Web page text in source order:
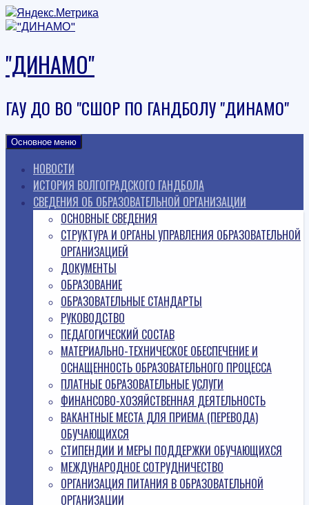
Наверх
"ДИНАМО"
ГАУ ДО ВО "СШОР ПО ГАНДБОЛУ "ДИНАМО"
Основное меню
НОВОСТИ
ИСТОРИЯ ВОЛГОГРАДСКОГО ГАНДБОЛА
СВЕДЕНИЯ ОБ ОБРАЗОВАТЕЛЬНОЙ ОРГАНИЗАЦИИ
ОСНОВНЫЕ СВЕДЕНИЯ
СТРУКТУРА И ОРГАНЫ УПРАВЛЕНИЯ ОБРАЗОВАТЕЛЬНОЙ
ОРГАНИЗАЦИЕЙ
ДОКУМЕНТЫ
ОБРАЗОВАНИЕ
ОБРАЗОВАТЕЛЬНЫЕ СТАНДАРТЫ
РУКОВОДСТВО
ПЕДАГОГИЧЕСКИЙ СОСТАВ
МАТЕРИАЛЬНО-ТЕХНИЧЕСКОЕ ОБЕСПЕЧЕНИЕ И
ОСНАЩЕННОСТЬ ОБРАЗОВАТЕЛЬНОГО ПРОЦЕССА
ПЛАТНЫЕ ОБРАЗОВАТЕЛЬНЫЕ УСЛУГИ
ФИНАНСОВО-ХОЗЯЙСТВЕННАЯ ДЕЯТЕЛЬНОСТЬ
ВАКАНТНЫЕ МЕСТА ДЛЯ ПРИЕМА (ПЕРЕВОДА)
ОБУЧАЮЩИХСЯ
СТИПЕНДИИ И МЕРЫ ПОДДЕРЖКИ ОБУЧАЮЩИХСЯ
МЕЖДУНАРОДНОЕ СОТРУДНИЧЕСТВО
ОРГАНИЗАЦИЯ ПИТАНИЯ В ОБРАЗОВАТЕЛЬНОЙ
ОРГАНИЗАЦИИ